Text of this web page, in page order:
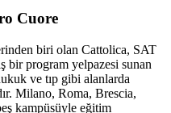
Cuore
biri olan Cattolica, SAT
bir program yelpazesi sunan
ve tıp gibi alanlarda
Milano, Roma, Brescia,
kampüsüyle eğitim